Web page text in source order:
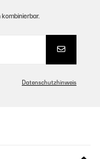
Datenschutzhinweis